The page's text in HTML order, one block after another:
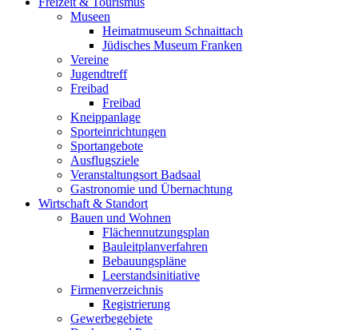
Museen
Heimatmuseum Schnaittach
Jüdisches Museum Franken
Vereine
Jugendtreff
Freibad
Freibad
Kneippanlage
Sporteinrichtungen
Sportangebote
Ausflugsziele
Veranstaltungsort Badsaal
Gastronomie und Übernachtung
Wirtschaft & Standort
Bauen und Wohnen
Flächennutzungsplan
Bauleitplanverfahren
Bebauungspläne
Leerstandsinitiative
Firmenverzeichnis
Registrierung
Gewerbegebiete